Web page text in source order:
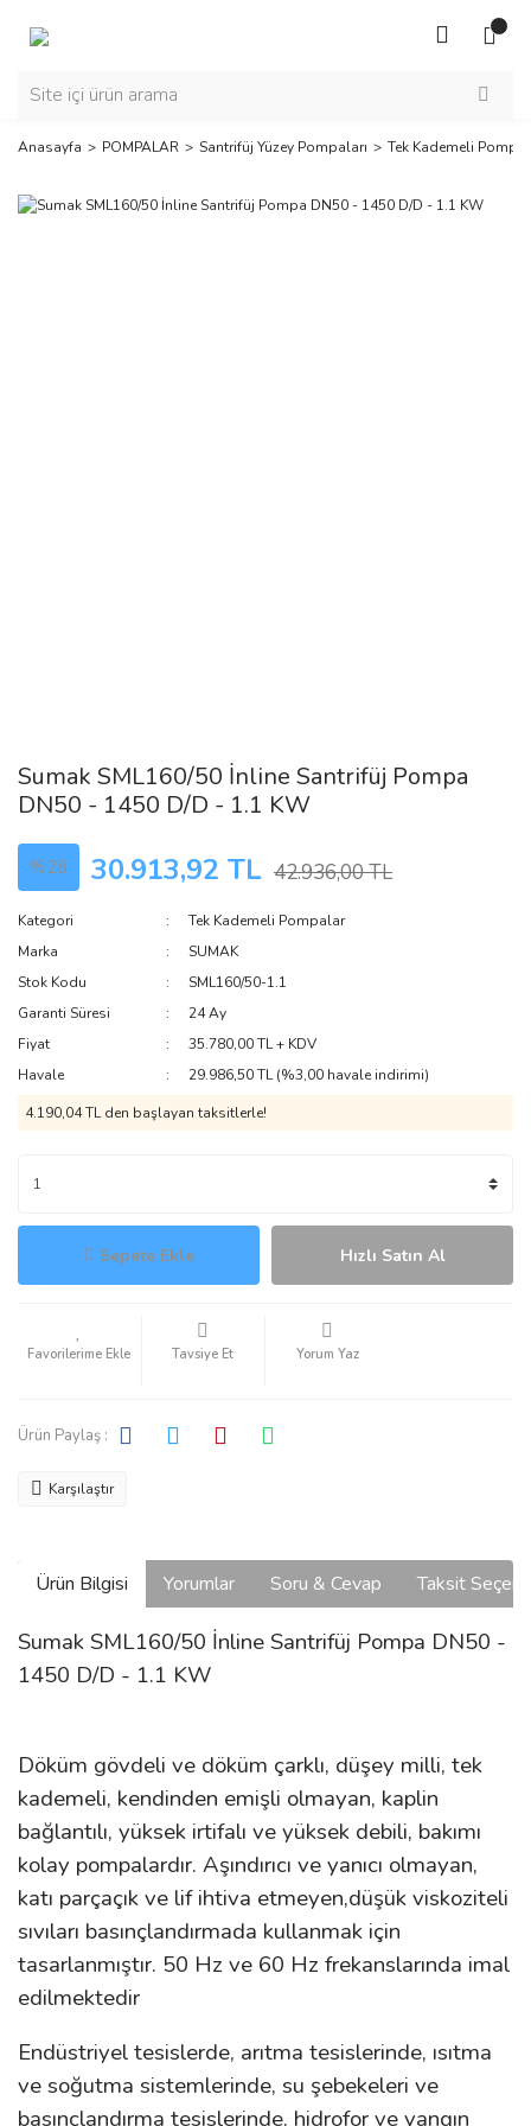
Anasayfa POMPALAR Santrifüj Yüzey Pompaları Tek Kademeli
Sumak SML160/50 İnline Santrifüj Pompa
DN50 - 1450 D/D - 1.1 KW
%28 30.913,92 TL 42.936,00 TL
Kategori
Tek Kademeli Pompalar
Marka
SUMAK
Stok Kodu
SML160/50-1.1
Garanti Süresi
24 Ay
Fiyat
35.780,00 TL + KDV
Havale
29.986,50 TL (%3,00 havale indirimi)
4.190,04 TL den başlayan taksitlerle!
Sepete Ekle Hızlı Satın Al
Tavsiye Et Yorum Yaz
Ürün Paylaş :
Karşılaştır
Ürün Bilgisi Yorumlar Soru & Cevap Taksit
Sumak SML160/50 İnline Santrifüj Pompa DN50 -
1450 D/D - 1.1 KW
Döküm gövdeli ve döküm çarklı, düşey milli, tek
kademeli, kendinden emişli olmayan, kaplin
bağlantılı, yüksek irtifalı ve yüksek debili, bakımı
kolay pompalardır. Aşındırıcı ve yanıcı olmayan,
katı parçaçık ve lif ihtiva etmeyen,düşük viskoziteli
sıvıları basınçlandırmada kullanmak için
tasarlanmıştır. 50 Hz ve 60 Hz frekanslarında imal
edilmektedir
Endüstriyel tesislerde, arıtma tesislerinde, ısıtma
ve soğutma sistemlerinde, su şebekeleri ve
basınçlandırma tesislerinde, hidrofor ve yangın